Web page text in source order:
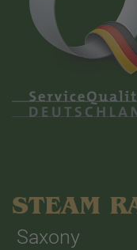
STEAM
Saxony